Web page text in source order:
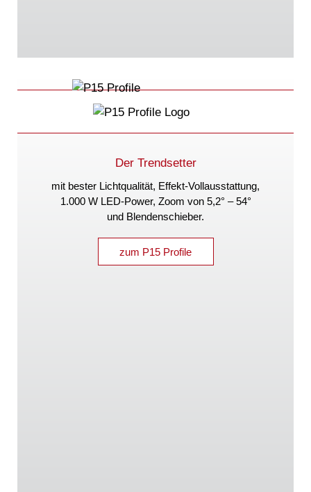
Der Trendsetter
mit bester Lichtqualität, Effekt-Vollausstattung,
1.000 W LED-Power, Zoom von 5,2° – 54°
und Blendenschieber.
zum P15 Profile